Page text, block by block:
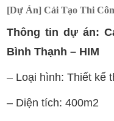
[Dự Án] Cải Tạo Thi
Thông tin dự án:
Bình Thạnh – HIM
– Loại hình: Thiết kế
– Diện tích: 400m2